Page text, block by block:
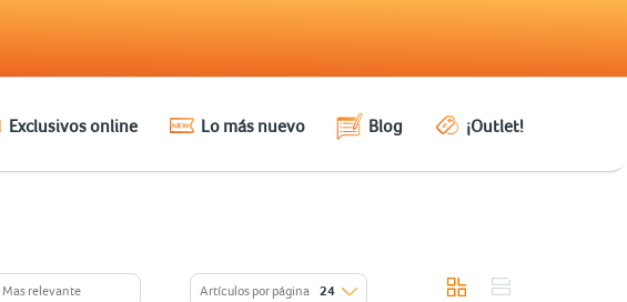
Exclusivos online Lo más nuevo Blog ¡Outlet!
Mas relevante Artículos por página 24